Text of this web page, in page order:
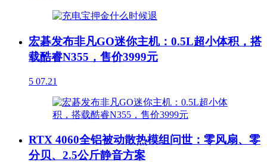
宏碁发布非凡GO迷你主机：0.5L超小体积，搭
载酷睿N355，售价3999元
5 07.21
RTX 4060全铝被动散热模组问世：零风扇、零
分贝、2.5公斤静音方案